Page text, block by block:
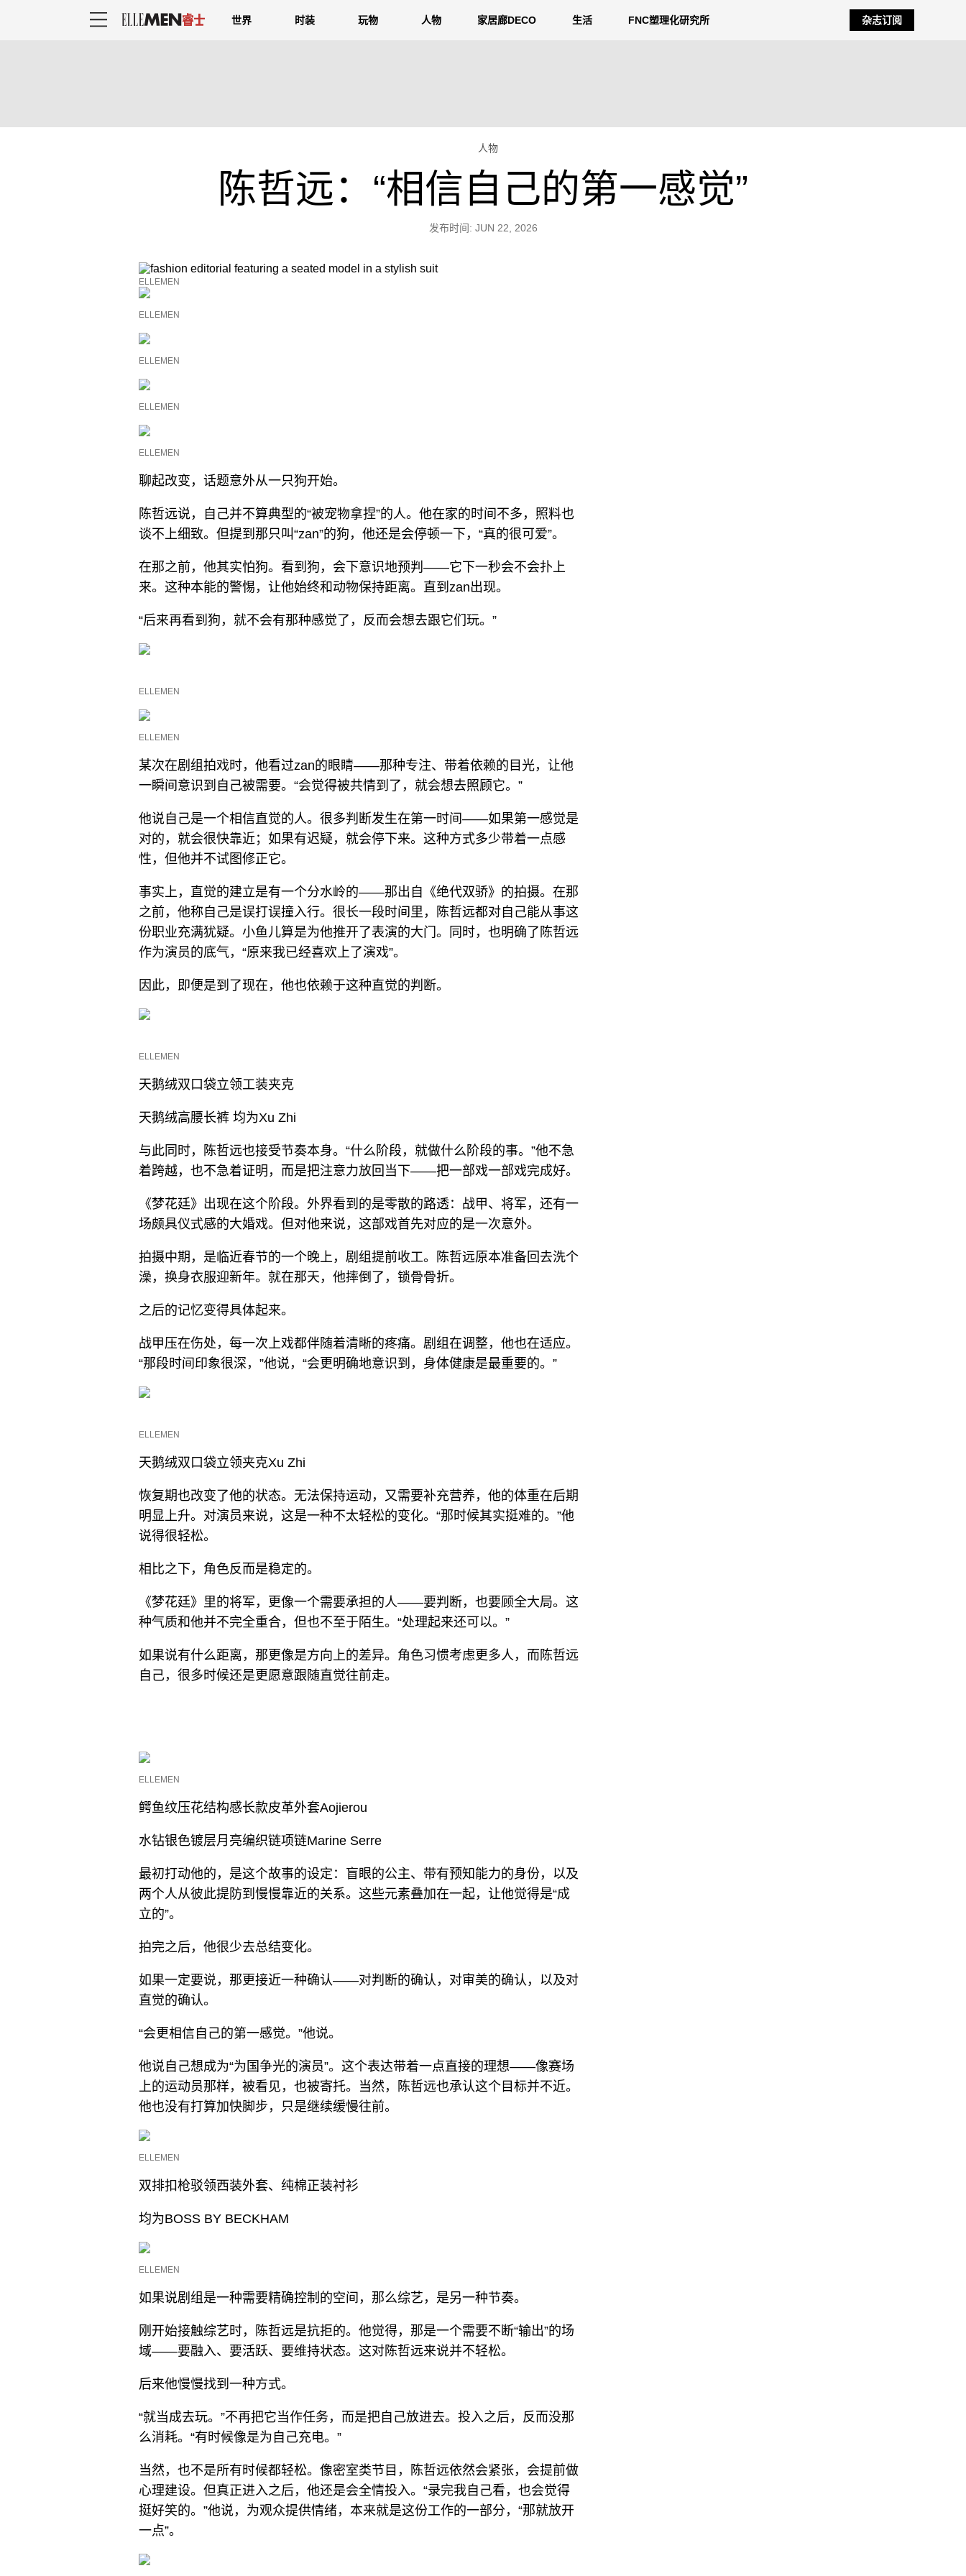
世界 时装 玩物 人物 家居廊DECO 生活 FNC塑理化研究所 杂志订阅
人物
陈哲远：“相信自己的第一感觉”
发布时间: JUN 22, 2026
ELLEMEN
ELLEMEN
ELLEMEN
ELLEMEN
ELLEMEN
聊起改变，话题意外从一只狗开始。
陈哲远说，自己并不算典型的“被宠物拿捏”的人。他在家的时间不多，照料也
谈不上细致。但提到那只叫“zan”的狗，他还是会停顿一下，“真的很可爱”。
在那之前，他其实怕狗。看到狗，会下意识地预判——它下一秒会不会扑上
来。这种本能的警惕，让他始终和动物保持距离。直到zan出现。
“后来再看到狗，就不会有那种感觉了，反而会想去跟它们玩。”
ELLEMEN
ELLEMEN
某次在剧组拍戏时，他看过zan的眼睛——那种专注、带着依赖的目光，让他
一瞬间意识到自己被需要。“会觉得被共情到了，就会想去照顾它。”
他说自己是一个相信直觉的人。很多判断发生在第一时间——如果第一感觉是
对的，就会很快靠近；如果有迟疑，就会停下来。这种方式多少带着一点感
性，但他并不试图修正它。
事实上，直觉的建立是有一个分水岭的——那出自《绝代双骄》的拍摄。在那
之前，他称自己是误打误撞入行。很长一段时间里，陈哲远都对自己能从事这
份职业充满犹疑。小鱼儿算是为他推开了表演的大门。同时，也明确了陈哲远
作为演员的底气，“原来我已经喜欢上了演戏”。
因此，即便是到了现在，他也依赖于这种直觉的判断。
ELLEMEN
天鹅绒双口袋立领工装夹克
天鹅绒高腰长裤 均为Xu Zhi
与此同时，陈哲远也接受节奏本身。“什么阶段，就做什么阶段的事。”他不急
着跨越，也不急着证明，而是把注意力放回当下——把一部戏一部戏完成好。
《梦花廷》出现在这个阶段。外界看到的是零散的路透：战甲、将军，还有一
场颇具仪式感的大婚戏。但对他来说，这部戏首先对应的是一次意外。
拍摄中期，是临近春节的一个晚上，剧组提前收工。陈哲远原本准备回去洗个
澡，换身衣服迎新年。就在那天，他摔倒了，锁骨骨折。
之后的记忆变得具体起来。
战甲压在伤处，每一次上戏都伴随着清晰的疼痛。剧组在调整，他也在适应。
“那段时间印象很深，”他说，“会更明确地意识到，身体健康是最重要的。”
ELLEMEN
天鹅绒双口袋立领夹克Xu Zhi
恢复期也改变了他的状态。无法保持运动，又需要补充营养，他的体重在后期
明显上升。对演员来说，这是一种不太轻松的变化。“那时候其实挺难的。”他
说得很轻松。
相比之下，角色反而是稳定的。
《梦花廷》里的将军，更像一个需要承担的人——要判断，也要顾全大局。这
种气质和他并不完全重合，但也不至于陌生。“处理起来还可以。”
如果说有什么距离，那更像是方向上的差异。角色习惯考虑更多人，而陈哲远
自己，很多时候还是更愿意跟随直觉往前走。
ELLEMEN
鳄鱼纹压花结构感长款皮革外套Aojierou
水钻银色镀层月亮编织链项链Marine Serre
最初打动他的，是这个故事的设定：盲眼的公主、带有预知能力的身份，以及
两个人从彼此提防到慢慢靠近的关系。这些元素叠加在一起，让他觉得是“成
立的”。
拍完之后，他很少去总结变化。
如果一定要说，那更接近一种确认——对判断的确认，对审美的确认，以及对
直觉的确认。
“会更相信自己的第一感觉。”他说。
他说自己想成为“为国争光的演员”。这个表达带着一点直接的理想——像赛场
上的运动员那样，被看见，也被寄托。当然，陈哲远也承认这个目标并不近。
他也没有打算加快脚步，只是继续缓慢往前。
ELLEMEN
双排扣枪驳领西装外套、纯棉正装衬衫
均为BOSS BY BECKHAM
ELLEMEN
如果说剧组是一种需要精确控制的空间，那么综艺，是另一种节奏。
刚开始接触综艺时，陈哲远是抗拒的。他觉得，那是一个需要不断“输出”的场
域——要融入、要活跃、要维持状态。这对陈哲远来说并不轻松。
后来他慢慢找到一种方式。
“就当成去玩。”不再把它当作任务，而是把自己放进去。投入之后，反而没那
么消耗。“有时候像是为自己充电。”
当然，也不是所有时候都轻松。像密室类节目，陈哲远依然会紧张，会提前做
心理建设。但真正进入之后，他还是会全情投入。“录完我自己看，也会觉得
挺好笑的。”他说，为观众提供情绪，本来就是这份工作的一部分，“那就放开
一点”。